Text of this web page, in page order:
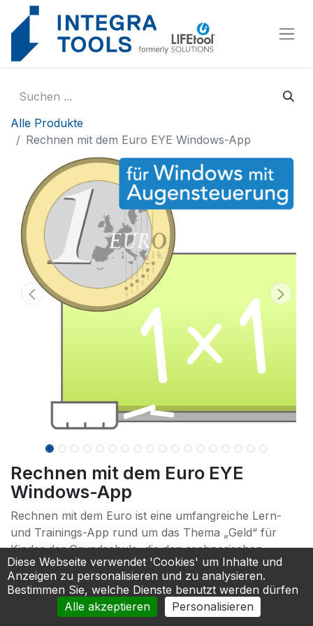
Alle Produkte
Rechnen mit dem Euro EYE Windows-App
Rechnen mit dem Euro EYE
Windows-App
Rechnen mit dem Euro ist eine umfangreiche Lern-
und Trainings-App rund um das Thema „Geld“ für
Kinder der Grundschule, die den rechnerischen
Umgang mit Geld trainieren möchten.
Cookie-Einstellungen
Diese Webseite verwendet 'Cookies' um Inhalte und
Anzeigen zu personalisieren und zu analysieren.
Bestimmen Sie, welche Dienste benutzt werden dürfen
Alle akzeptieren
Personalisieren